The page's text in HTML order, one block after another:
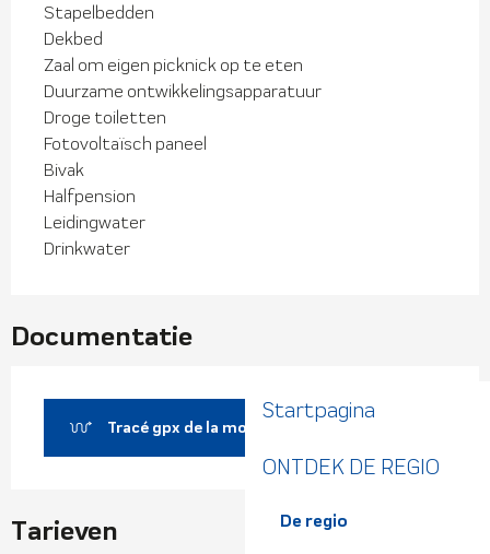
Startpagina
ONTDEK DE REGIO
De regio
Stapelbedden
Dekbed
Zaal om eigen picknick op te eten
Duurzame ontwikkelingsapparatuur
Droge toiletten
Fotovoltaïsch paneel
Bivak
Halfpension
Leidingwater
Drinkwater
Documentatie
Tracé gpx de la montée au refuge
Tarieven